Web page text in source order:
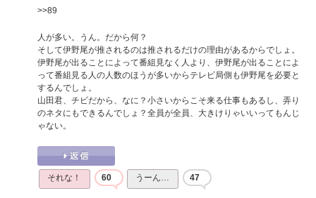
>>89
人が多い。うん。だから何？
そして伊野尾が推されるのは推されるだけの理由があるからでしょ。
伊野尾が出ることによって番組見なく人より、伊野尾が出ることによ
って番組見る人の人数のほうが多いからテレビ局側も伊野尾を必要と
するんでしょ。
山田君、チビだから、なに？小さいからこそ来る仕事もあるし、弄り
のネタにもできるんでしょ？全員が全員、大きけりゃいいってもんじ
ゃない。
それな！ 60 うーん… 47